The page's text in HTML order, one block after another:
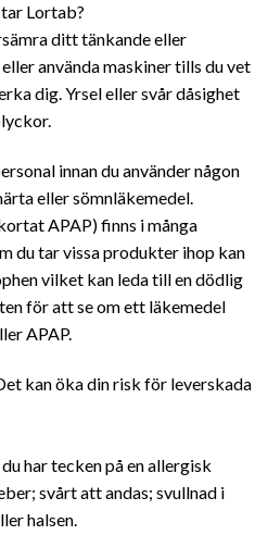
Lortab?
ditt tänkande eller
använda maskiner tills du vet
dig. Yrsel eller svår dåsighet
innan du använder någon
eller sömnläkemedel.
APAP) finns i många
du tar vissa produkter ihop kan
vilket kan leda till en dödlig
för att se om ett läkemedel
APAP.
kan öka din risk för leverskada
har tecken på en allergisk
svårt att andas; svullnad i
halsen.